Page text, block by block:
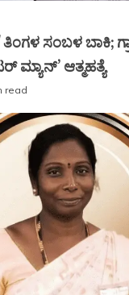
ಸಂಬಳ ಬಾಕಿ;
ಮ್ಯಾನ್’ ಆತ್ಮಹತ್ಯೆ
read